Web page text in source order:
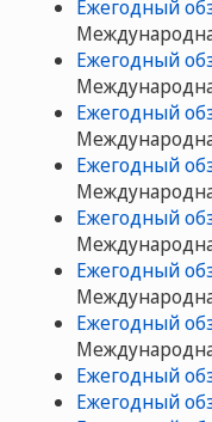
Ежегодный
Ежегодный
Ежегодный
Ежегодный
Ежегодный
Ежегодный
Ежегодный
Ежегодный
Ежегодный